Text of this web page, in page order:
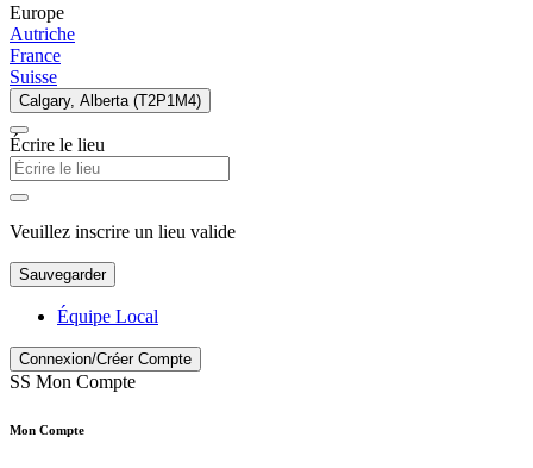
Europe
Autriche
France
Suisse
Calgary, Alberta (T2P1M4)
Écrire le lieu
Veuillez inscrire un lieu valide
Sauvegarder
Équipe Local
Connexion/Créer Compte
SS Mon Compte
Mon Compte